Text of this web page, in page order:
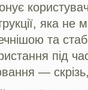
яка не
та
під
—